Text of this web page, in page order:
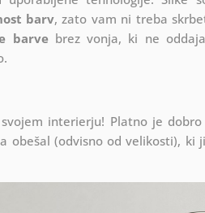
barv, zato vam ni treba
barvebrez vonja, ki ne
interierju! Platno je
obešal (odvisno od velikosti),